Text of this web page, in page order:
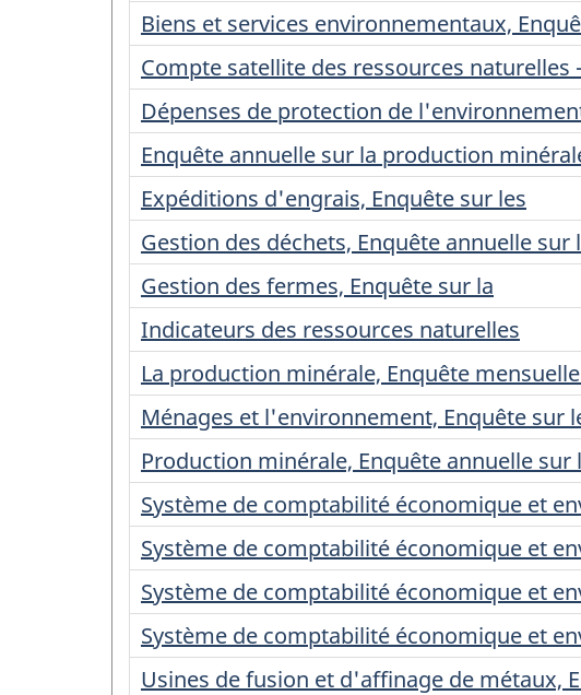
Biens et services environnementaux,
Compte satellite des ressources
Dépenses de protection de
Enquête annuelle sur la production
Expéditions d'engrais, Enquête sur les
Gestion des déchets, Enquête annuelle sur
Gestion des fermes, Enquête sur la
Indicateurs des ressources naturelles
La production minérale, Enquête
Ménages et l'environnement, Enquête sur
Production minérale, Enquête annuelle sur
Système de comptabilité économique et
Système de comptabilité économique et
Système de comptabilité économique et
Système de comptabilité économique et
Usines de fusion et d'affinage de métaux,